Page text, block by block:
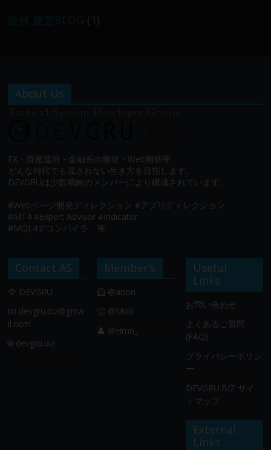
徒然 運営BLOG (1)
About Us
FX・資産運用・金融系の開発・Web開発等、
どんな時代でも流されない生き方を目指します。
DEVGRUは少数精鋭のメンバーにより構成されています。
#Webページ開発ディレクション #アプリディレクション
#MT4 #Expert Advisor #Indicator
#MQL4デコンパイラ 等
Contact AS
🦅 DEVGRU
📧 devgru.biz@gma
il.com
🌐 devgru.biz
Member’s
🦸 @anon
🙂 @Mob
👤 @Hmn_
Useful
Links
お問い合わせ
よくあるご質問
(FAQ)
プライバシーポリシ
ー
DEVGRU.BIZ サイ
トマップ
External
Links